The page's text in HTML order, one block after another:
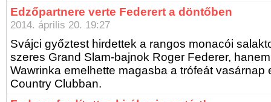
Edzőpartnere verte Federert a döntőben
2014. április 20. 19:27
Svájci győztest hirdettek a rangos monacói
szeres Grand Slam-bajnok Roger Federer,
Wawrinka emelhette magasba a trófeát vasárnap
Country Clubban.